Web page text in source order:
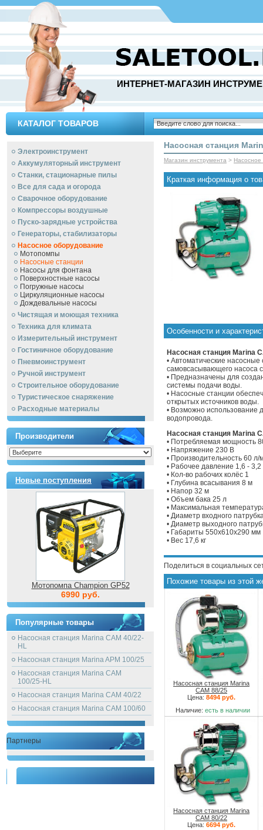
ИНТЕРНЕТ-МАГАЗИН
КАТАЛОГ ТОВАРОВ
Электроинструмент
Аккумуляторный инструмент
Станки, стационарные пилы
Все для сада и огорода
Сварочное оборудование
Компрессоры воздушные
Пуско-зарядные устройства
Генераторы, стабилизаторы
Насосное оборудование
Мотопомпы
Насосные станции
Насосы для фонтана
Поверхностные насосы
Погружные насосы
Циркуляционные насосы
Дождевальные насосы
Чистящая и моющая техника
Техника для климата
Измерительный инструмент
Гостиничное оборудование
Пневмоинструмент
Ручной инcтрумент
Строительное оборудование
Туристическое снаряжение
Расходные материалы
Производители
Новые поступления
Мотопомпа Champion GP52
6990 руб.
Популярные товары
Насосная станция Marina CAM 40/22-
HL
Насосная станция Marina APM 100/25
Насосная станция Marina CAM
100/25-HL
Насосная станция Marina CAM 40/22
Насосная станция Marina CAM 100/60
Партнеры
Насосная станция
Магазин инструмента > Насосное
Краткая информация о
Особенности и
Насосная станция Marina
• Автоматические
самовсасывающего насоса
• Предназначены для
системы подачи воды.
• Насосные станции
открытых источников воды.
• Возможно использование
водопровода.
Насосная станция Marina
• Потребляемая мощность
• Напряжение 230 В
• Производительность 60 л/
• Рабочее давление 1,6 - 3,2
• Кол-во рабочих колёс 1
• Глубина всасывания 8 м
• Напор 32 м
• Объем бака 25 л
• Максимальная
• Диаметр входного
• Диаметр выходного
• Габариты 550х610х290 мм
• Вес 17,6 кг
Поделиться в социальных
Похожие товары из этой
Насосная станция Marina
CAM 88/25
Цена: 8494 руб.
Наличие: есть в наличии
Насосная станция Marina
CAM 80/22
Цена: 6694 руб.